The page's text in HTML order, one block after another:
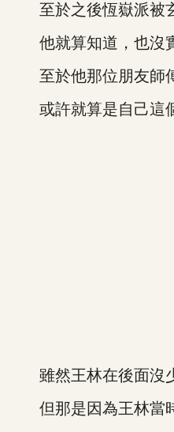
至於之後恆嶽派被玄
他就算知道，也沒實
至於他那位朋友師傅
或許就算是自己這個
雖然王林在後面沒少
但那是因為王林當時